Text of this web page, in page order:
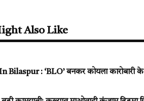
Also Like
Bilaspur : ‘BLO’ बनकर कोयला कारोबारी